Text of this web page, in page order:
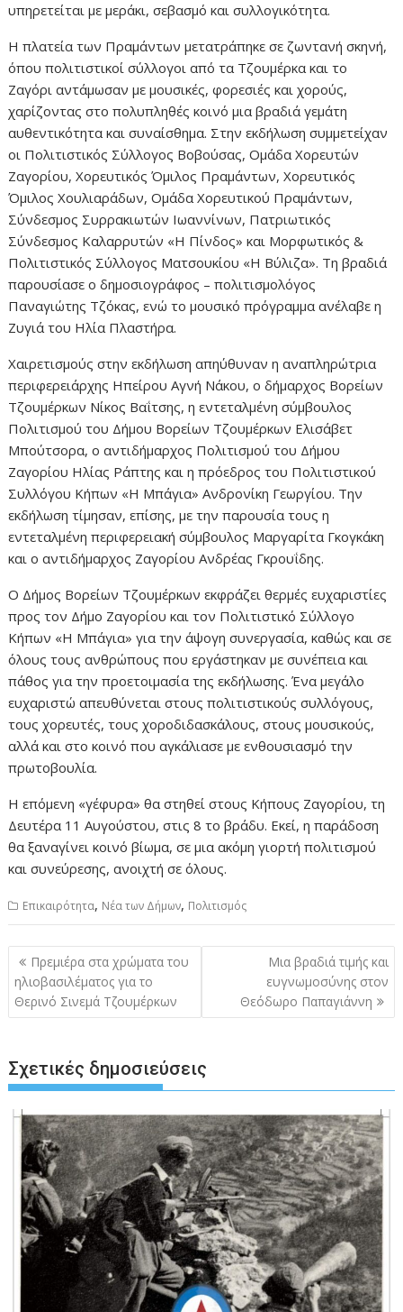
υπηρετείται με μεράκι, σεβασμό και συλλογικότητα.
Η πλατεία των Πραμάντων μετατράπηκε σε ζωντανή σκηνή,
όπου πολιτιστικοί σύλλογοι από τα Τζουμέρκα και το
Ζαγόρι αντάμωσαν με μουσικές, φορεσιές και χορούς,
χαρίζοντας στο πολυπληθές κοινό μια βραδιά γεμάτη
αυθεντικότητα και συναίσθημα. Στην εκδήλωση συμμετείχαν
οι Πολιτιστικός Σύλλογος Βοβούσας, Ομάδα Χορευτών
Ζαγορίου, Χορευτικός Όμιλος Πραμάντων, Χορευτικός
Όμιλος Χουλιαράδων, Ομάδα Χορευτικού Πραμάντων,
Σύνδεσμος Συρρακιωτών Ιωαννίνων, Πατριωτικός
Σύνδεσμος Καλαρρυτών «Η Πίνδος» και Μορφωτικός &
Πολιτιστικός Σύλλογος Ματσουκίου «Η Βύλιζα». Τη βραδιά
παρουσίασε ο δημοσιογράφος – πολιτισμολόγος
Παναγιώτης Τζόκας, ενώ το μουσικό πρόγραμμα ανέλαβε η
Ζυγιά του Ηλία Πλαστήρα.
Χαιρετισμούς στην εκδήλωση απηύθυναν η αναπληρώτρια
περιφερειάρχης Ηπείρου Αγνή Νάκου, ο δήμαρχος Βορείων
Τζουμέρκων Νίκος Βαΐτσης, η εντεταλμένη σύμβουλος
Πολιτισμού του Δήμου Βορείων Τζουμέρκων Ελισάβετ
Μπούτσορα, ο αντιδήμαρχος Πολιτισμού του Δήμου
Ζαγορίου Ηλίας Ράπτης και η πρόεδρος του Πολιτιστικού
Συλλόγου Κήπων «Η Μπάγια» Ανδρονίκη Γεωργίου. Την
εκδήλωση τίμησαν, επίσης, με την παρουσία τους η
εντεταλμένη περιφερειακή σύμβουλος Μαργαρίτα Γκογκάκη
και ο αντιδήμαρχος Ζαγορίου Ανδρέας Γκρουΐδης.
Ο Δήμος Βορείων Τζουμέρκων εκφράζει θερμές ευχαριστίες
προς τον Δήμο Ζαγορίου και τον Πολιτιστικό Σύλλογο
Κήπων «Η Μπάγια» για την άψογη συνεργασία, καθώς και σε
όλους τους ανθρώπους που εργάστηκαν με συνέπεια και
πάθος για την προετοιμασία της εκδήλωσης. Ένα μεγάλο
ευχαριστώ απευθύνεται στους πολιτιστικούς συλλόγους,
τους χορευτές, τους χοροδιδασκάλους, στους μουσικούς,
αλλά και στο κοινό που αγκάλιασε με ενθουσιασμό την
πρωτοβουλία.
Η επόμενη «γέφυρα» θα στηθεί στους Κήπους Ζαγορίου, τη
Δευτέρα 11 Αυγούστου, στις 8 το βράδυ. Εκεί, η παράδοση
θα ξαναγίνει κοινό βίωμα, σε μια ακόμη γιορτή πολιτισμού
και συνεύρεσης, ανοιχτή σε όλους.
Επικαιρότητα, Νέα των Δήμων, Πολιτισμός
Πλοήγηση
άρθρων
Πρεμιέρα στα χρώματα του
ηλιοβασιλέματος για το
Θερινό Σινεμά Τζουμέρκων
Μια βραδιά τιμής και
ευγνωμοσύνης στον
Θεόδωρο Παπαγιάννη
Σχετικές δημοσιεύσεις